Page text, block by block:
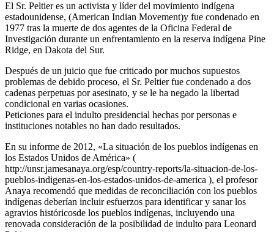
El Sr. Peltier es un activista y líder del movimiento indígena
estadounidense, (American Indian Movement)y fue condenado en
1977 tras la muerte de dos agentes de la Oficina Federal de
Investigación durante un enfrentamiento en la reserva indígena Pine
Ridge, en Dakota del Sur.
Después de un juicio que fue criticado por muchos supuestos
problemas de debido proceso, el Sr. Peltier fue condenado a dos
cadenas perpetuas por asesinato, y se le ha negado la libertad
condicional en varias ocasiones.
Peticiones para el indulto presidencial hechas por personas e
instituciones notables no han dado resultados.
En su informe de 2012, «La situación de los pueblos indígenas en
los Estados Unidos de América» (
http://unsr.jamesanaya.org/esp/country-reports/la-situacion-de-los-
pueblos-indigenas-en-los-estados-unidos-de-america ), el profesor
Anaya recomendó que medidas de reconciliación con los pueblos
indígenas deberían incluir esfuerzos para identificar y sanar los
agravios históricosde los pueblos indígenas, incluyendo una
renovada consideración de la posibilidad de indulto para Leonard